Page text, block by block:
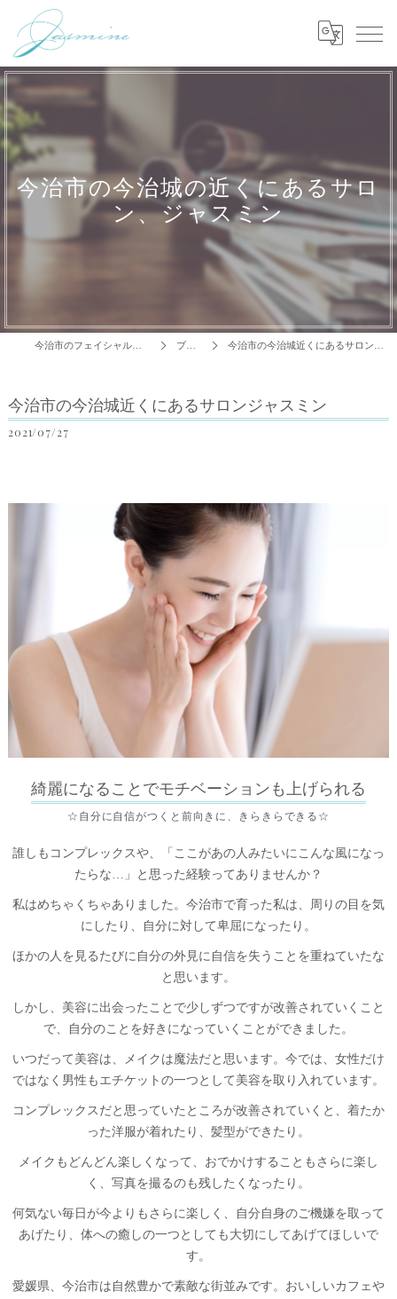
今治市の今治城の近くにあるサロ
ン、ジャスミン
今治市のフェイシャルはJasmine ブログ 今治市の今治城近くにあるサロンジャスミン
今治市の今治城近くにあるサロンジャスミン
2021/07/27
綺麗になることでモチベーションも上げられる
☆自分に自信がつくと前向きに、きらきらできる☆
誰しもコンプレックスや、「ここがあの人みたいにこんな風になっ
たらな…」と思った経験ってありませんか？
私はめちゃくちゃありました。今治市で育った私は、周りの目を気
にしたり、自分に対して卑屈になったり。
ほかの人を見るたびに自分の外見に自信を失うことを重ねていたな
と思います。
しかし、美容に出会ったことで少しずつですが改善されていくこと
で、自分のことを好きになっていくことができました。
いつだって美容は、メイクは魔法だと思います。今では、女性だけ
ではなく男性もエチケットの一つとして美容を取り入れています。
コンプレックスだと思っていたところが改善されていくと、着たか
った洋服が着れたり、髪型ができたり。
メイクもどんどん楽しくなって、おでかけすることもさらに楽し
く、写真を撮るのも残したくなったり。
何気ない毎日が今よりもさらに楽しく、自分自身のご機嫌を取って
あげたり、体への癒しの一つとしても大切にしてあげてほしいで
す。
愛媛県、今治市は自然豊かで素敵な街並みです。おいしいカフェや